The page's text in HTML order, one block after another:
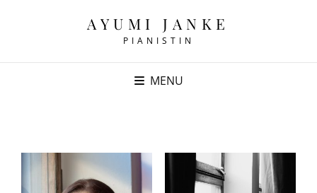
AYUMI JANKE
PIANISTIN
MENU